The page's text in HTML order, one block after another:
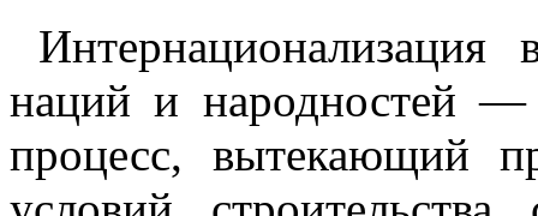
Интернационализация
наций и народностей —
процесс, вытекающий